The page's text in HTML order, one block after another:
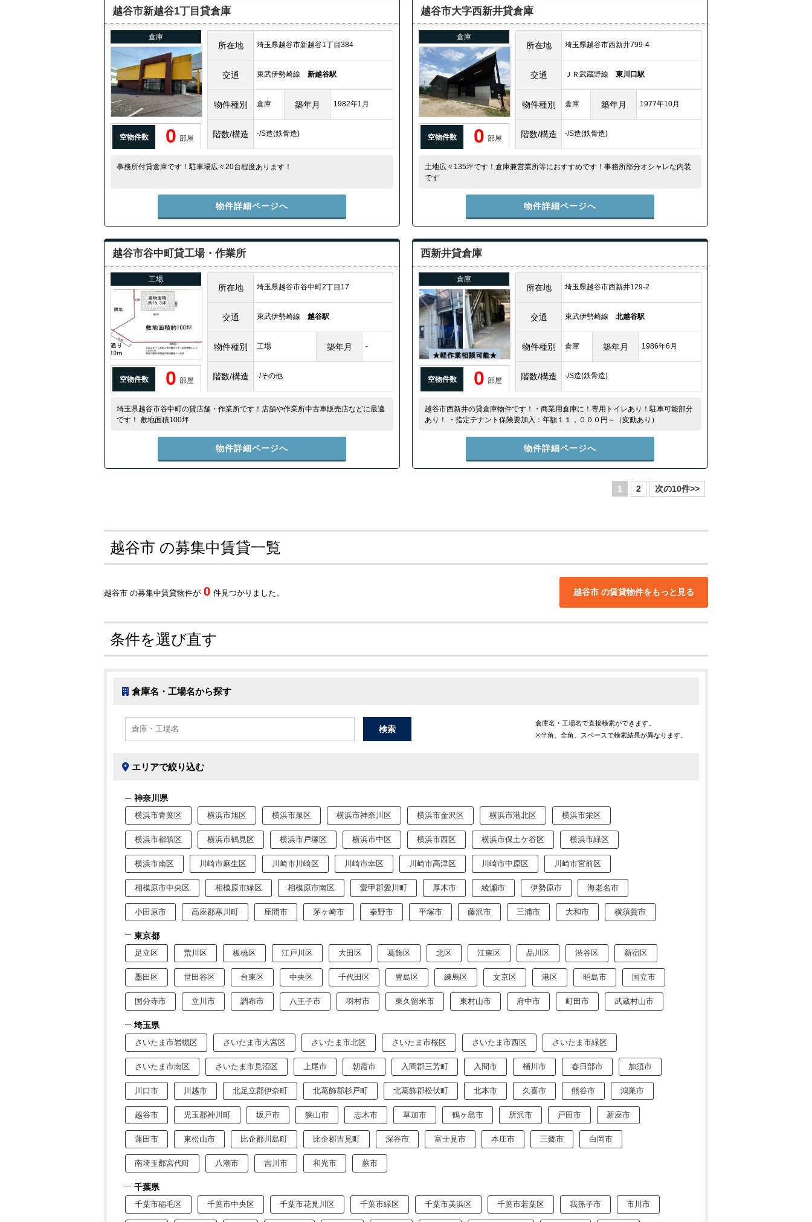
越谷市新越谷1丁目貸倉庫
倉庫
空物件数 0 部屋
所在地 埼玉県越谷市新越谷1丁目384
交通 東武伊勢崎線 新越谷駅
物件種別 倉庫 築年月 1982年1月
階数/構造 -/S造(鉄骨造)
事務所付貸倉庫です！駐車場広々20台程度あります！
物件詳細ページへ
越谷市大字西新井貸倉庫
倉庫
空物件数 0 部屋
所在地 埼玉県越谷市西新井799-4
交通 ＪＲ武蔵野線 東川口駅
物件種別 倉庫 築年月 1977年10月
階数/構造 -/S造(鉄骨造)
土地広々135坪です！倉庫兼営業所等におすすめです！事務所部分オシャレな内装
です
物件詳細ページへ
越谷市谷中町貸工場・作業所
工場
空物件数 0 部屋
所在地 埼玉県越谷市谷中町2丁目17
交通 東武伊勢崎線 越谷駅
物件種別 工場 築年月 -
階数/構造 -/その他
埼玉県越谷市谷中町の貸店舗・作業所です！店舗や作業所中古車販売店などに最適
です！ 敷地面積100坪
物件詳細ページへ
西新井貸倉庫
倉庫
空物件数 0 部屋
所在地 埼玉県越谷市西新井129-2
交通 東武伊勢崎線 北越谷駅
物件種別 倉庫 築年月 1986年6月
階数/構造 -/S造(鉄骨造)
越谷市西新井の貸倉庫物件です！・商業用倉庫に！専用トイレあり！駐車可能部分
あり！ ・指定テナント保険要加入：年額１１，０００円～（変動あり）
物件詳細ページへ
1 2 次の10件>>
越谷市 の募集中賃貸一覧
越谷市 の募集中賃貸物件が 0 件見つかりました。 越谷市 の賃貸物件をもっと見る
条件を選び直す
倉庫名・工場名から探す
倉庫名・工場名で直接検索ができます。
※半角、全角、スペースで検索結果が異なります。
エリアで絞り込む
神奈川県
横浜市青葉区 横浜市旭区 横浜市泉区 横浜市神奈川区 横浜市金沢区 横浜市港北区 横浜市栄区
横浜市都筑区 横浜市鶴見区 横浜市戸塚区 横浜市中区 横浜市西区 横浜市保土ケ谷区 横浜市緑区
横浜市南区 川崎市麻生区 川崎市川崎区 川崎市幸区 川崎市高津区 川崎市中原区 川崎市宮前区
相模原市中央区 相模原市緑区 相模原市南区 愛甲郡愛川町 厚木市 綾瀬市 伊勢原市 海老名市
小田原市 高座郡寒川町 座間市 茅ヶ崎市 秦野市 平塚市 藤沢市 三浦市 大和市 横須賀市
東京都
足立区 荒川区 板橋区 江戸川区 大田区 葛飾区 北区 江東区 品川区 渋谷区 新宿区
墨田区 世田谷区 台東区 中央区 千代田区 豊島区 練馬区 文京区 港区 昭島市 国立市
国分寺市 立川市 調布市 八王子市 羽村市 東久留米市 東村山市 府中市 町田市 武蔵村山市
埼玉県
さいたま市岩槻区 さいたま市大宮区 さいたま市北区 さいたま市桜区 さいたま市西区 さいたま市緑区
さいたま市南区 さいたま市見沼区 上尾市 朝霞市 入間郡三芳町 入間市 桶川市 春日部市 加須市
川口市 川越市 北足立郡伊奈町 北葛飾郡杉戸町 北葛飾郡松伏町 北本市 久喜市 熊谷市 鴻巣市
越谷市 児玉郡神川町 坂戸市 狭山市 志木市 草加市 鶴ヶ島市 所沢市 戸田市 新座市
蓮田市 東松山市 比企郡川島町 比企郡吉見町 深谷市 富士見市 本庄市 三郷市 白岡市
南埼玉郡宮代町 八潮市 吉川市 和光市 蕨市
千葉県
千葉市稲毛区 千葉市中央区 千葉市花見川区 千葉市緑区 千葉市美浜区 千葉市若葉区 我孫子市 市川市